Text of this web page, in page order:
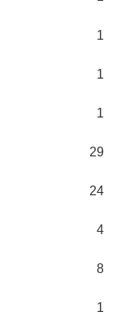
1
1
1
29
24
4
8
1